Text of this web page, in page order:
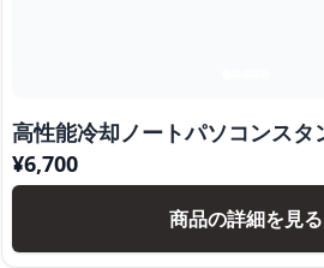
高性能冷却ノートパソコンスタ
¥6,700
商品の詳細を見る